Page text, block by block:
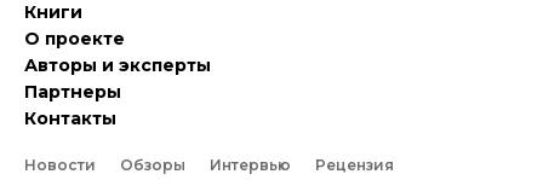
Книги
О проекте
Авторы и эксперты
Партнеры
Контакты
Новости Обзоры Интервью
Рецензия